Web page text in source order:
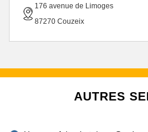
176 avenue de Limoges
87270 Couzeix
AUTRES